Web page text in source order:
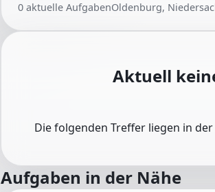
0 aktuelle AufgabenOldenburg,
Aktuell
Die folgenden Treffer liegen in
Aufgaben in der Nähe